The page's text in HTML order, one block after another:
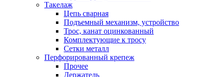
Такелаж
Цепь сварная
Подъемный механизм, устройство
Трос, канат оцинкованный
Комплектующие к тросу
Сетки металл
Перфорированный крепеж
Прочее
Держатель